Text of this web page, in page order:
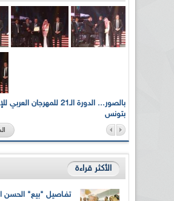
بالصور... الدورة الـ21
بتونس
الأكثر قراءة
تفـاصيل "بيع" الحسن